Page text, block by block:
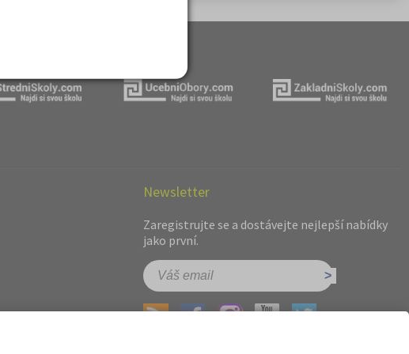
Newsletter
Zaregistrujte se a dostávejte nejlepší nabídky
jako první.